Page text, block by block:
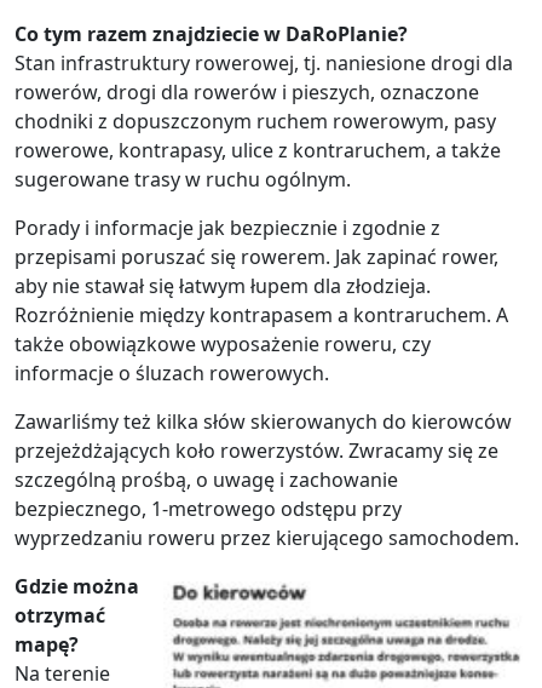
Co tym razem znajdziecie w DaRoPlanie?
Stan infrastruktury rowerowej, tj. naniesione drogi dla
rowerów, drogi dla rowerów i pieszych, oznaczone
chodniki z dopuszczonym ruchem rowerowym, pasy
rowerowe, kontrapasy, ulice z kontraruchem, a także
sugerowane trasy w ruchu ogólnym.
Porady i informacje jak bezpiecznie i zgodnie z
przepisami poruszać się rowerem. Jak zapinać rower,
aby nie stawał się łatwym łupem dla złodzieja.
Rozróżnienie między kontrapasem a kontraruchem. A
także obowiązkowe wyposażenie roweru, czy
informacje o śluzach rowerowych.
Zawarliśmy też kilka słów skierowanych do kierowców
przejeżdżających koło rowerzystów. Zwracamy się ze
szczególną prośbą, o uwagę i zachowanie
bezpiecznego, 1-metrowego odstępu przy
wyprzedzaniu roweru przez kierującego samochodem.
Gdzie można
otrzymać
mapę?
Na terenie